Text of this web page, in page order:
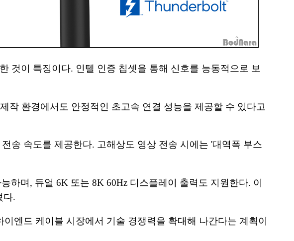
것이 특징이다. 인텔 인증 칩셋을 통해 신호를 능동적으로 보
작 환경에서도 안정적인 초고속 연결 성능을 제공할 수 있다고
송 속도를 제공한다. 고해상도 영상 전송 시에는 '대역폭 부스
하며, 듀얼 6K 또는 8K 60Hz 디스플레이 출력도 지원한다. 이
다.
엔드 케이블 시장에서 기술 경쟁력을 확대해 나간다는 계획이